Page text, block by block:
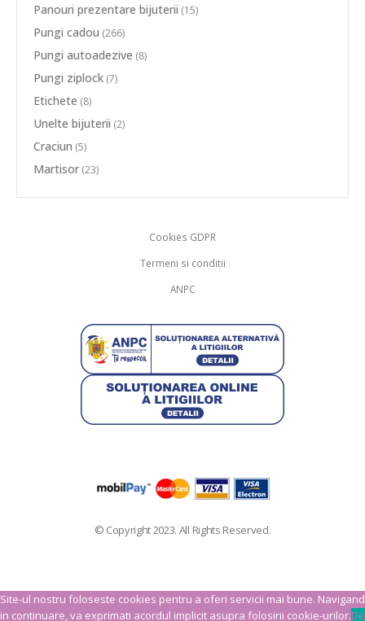
Panouri prezentare bijuterii (15)
Pungi cadou (266)
Pungi autoadezive (8)
Pungi ziplock (7)
Etichete (8)
Unelte bijuterii (2)
Craciun (5)
Martisor (23)
Cookies GDPR
Termeni si conditii
ANPC
© Copyright 2023. All Rights Reserved.
Site-ul nostru foloseste cookies pentru a oferi servicii mai bune. Navigand
in continuare, va exprimati acordul implicit asupra folosirii cookie-urilor.De